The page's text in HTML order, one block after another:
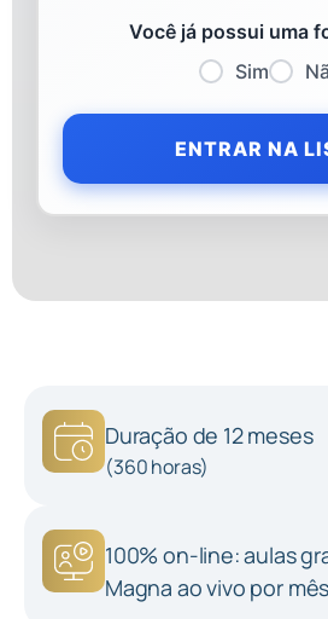
Você já possui uma
Sim
ENTRAR NA
Duração de 12 meses
(360 horas)
100% on-line: aulas
Magna ao vivo por mês